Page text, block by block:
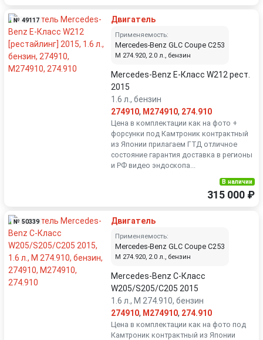
№ 49117 Двигатель
Применяемость:
Mercedes-Benz GLC Coupe C253
M 274.920, 2.0 л., бензин
Mercedes-Benz E-Класс W212 рест.
2015
1.6 л., бензин
274910, M274910, 274.910
Цена в комплектации как на фото +
форсунки под Камтроник контрактный
из Японии прилагаем ГТД отличное
состояние гарантия доставка в регионы
и РФ видео эндоскопа...
В наличии
315 000 ₽
№ 50339 Двигатель
Применяемость:
Mercedes-Benz GLC Coupe C253
M 274.920, 2.0 л., бензин
Mercedes-Benz C-Класс
W205/S205/C205 2015
1.6 л., M 274.910, бензин
274910, M274910, 274.910
Цена в комплектации как на фото под
Камтроник контрактный из Японии